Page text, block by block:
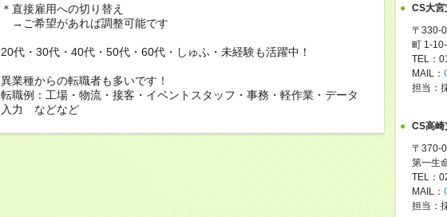
＊直接雇用への切り替え
→ご希望があれば調整可能です
20代・30代・40代・50代・60代・しゅふ・未経験も活躍中！
異業種からの転職者も多いです！
転職例：工場・物流・接客・イベントスタッフ・事務・軽作業・データ
入力 などなど
CS大宮
〒330-
町 1-
TEL：
MAIL：
担当：
CS高崎
〒370-
第一生
TEL：
MAIL：
担当：